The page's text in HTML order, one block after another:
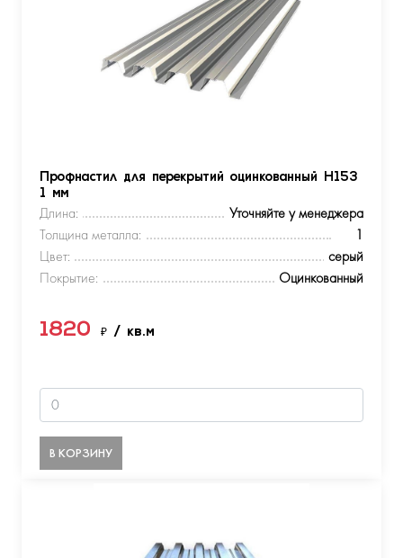
Профнастил для перекрытий оцинкованный Н153
1 мм
Длина:
Уточняйте у менеджера
Толщина металла:
1
Цвет:
серый
Покрытие:
Оцинкованный
1820 ₽ / кв.м
В КОРЗИНУ